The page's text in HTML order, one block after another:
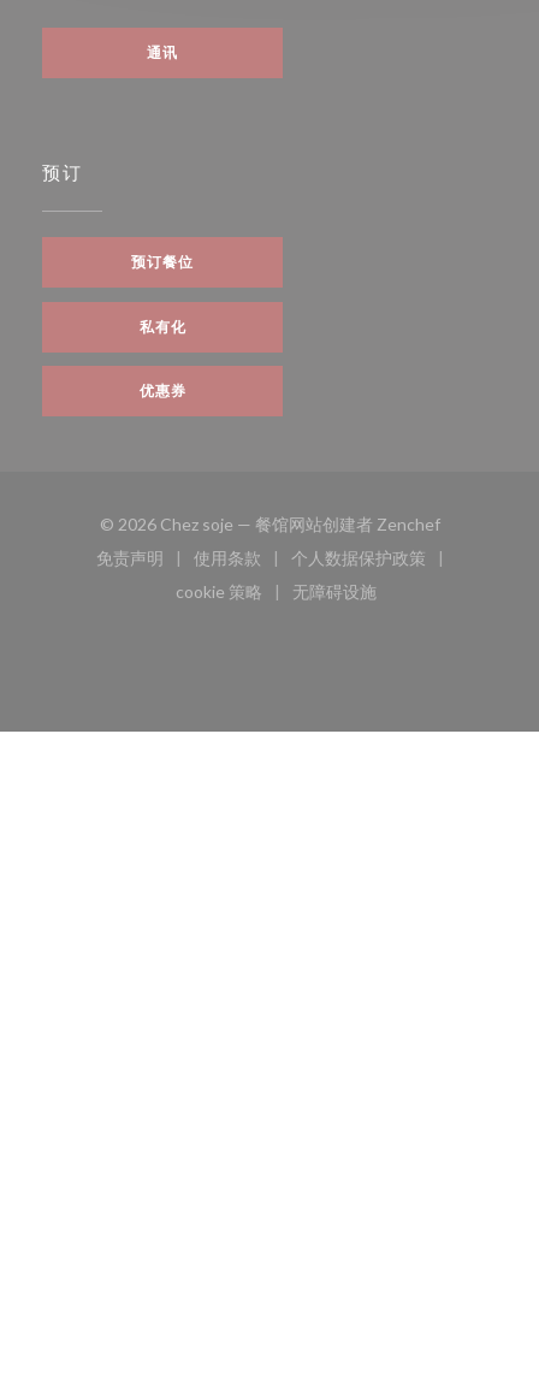
通讯
预订
预订餐位
私有化
优惠券
© 2026 Chez soje — 餐馆网站创建者 Zenchef((在新窗口中
免责声明
((在新窗口中打开))
使用条款
((在新窗口中打开))
个人数据保护政策
((在新窗口中打开))
cookie 策略
((在新窗口中打开))
无障碍设施
((在新窗口中打开))